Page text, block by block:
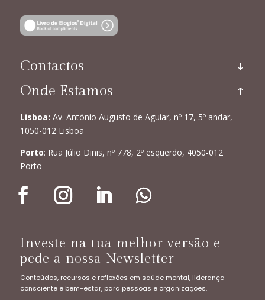
Contactos
Onde Estamos
Lisboa: Av. António Augusto de Aguiar, nº 17, 5º andar,
1050-012 Lisboa
Porto: Rua Júlio Dinis, nº 778, 2º esquerdo, 4050-012
Porto
Investe na tua melhor versão e
pede a nossa Newsletter
Conteúdos, recursos e reflexões em saúde mental, liderança
consciente e bem-estar, para pessoas e organizações.